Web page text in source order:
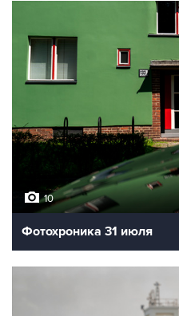
10
Фотохроника 31 июля